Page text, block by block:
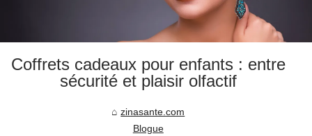
Coffrets cadeaux pour enfants : entre
sécurité et plaisir olfactif
zinasante.com
Blogue